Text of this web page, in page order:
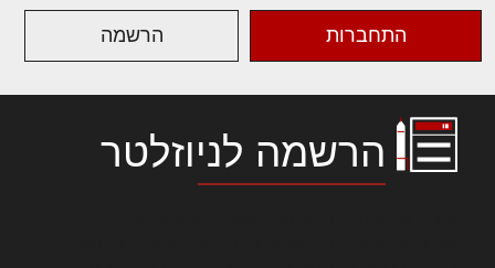
התחברות הרשמה
הרשמה לניוזלטר